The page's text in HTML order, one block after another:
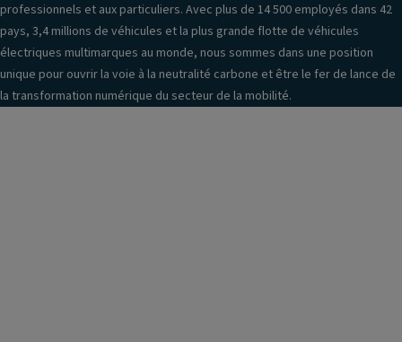
professionnels et aux particuliers. Avec plus de 14 500 employés dans 42
pays, 3,4 millions de véhicules et la plus grande flotte de véhicules
électriques multimarques au monde, nous sommes dans une position
unique pour ouvrir la voie à la neutralité carbone et être le fer de lance de
la transformation numérique du secteur de la mobilité.